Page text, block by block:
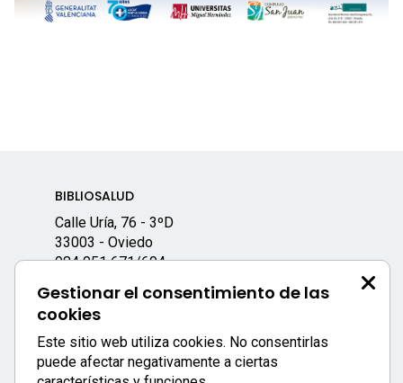
Gestionar el consentimiento de las
cookies
Este sitio web utiliza cookies. No consentirlas
puede afectar negativamente a ciertas
BIBLIOSALUD
Calle Uría, 76 - 3ºD
33003 - Oviedo
984 051 671/604
bibliosalud2026.bibliosalud.org
secretaria.bibliosalud2026@bibliosalud.org